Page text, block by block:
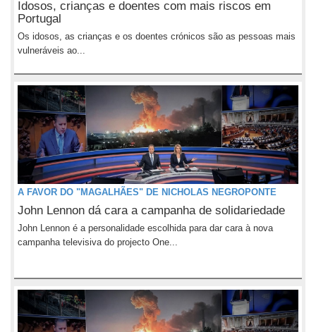
Idosos, crianças e doentes com mais riscos em
Portugal
Os idosos, as crianças e os doentes crónicos são as pessoas mais
vulneráveis ao...
A FAVOR DO "MAGALHÃES" DE NICHOLAS NEGROPONTE
John Lennon dá cara a campanha de solidariedade
John Lennon é a personalidade escolhida para dar cara à nova
campanha televisiva do projecto One...